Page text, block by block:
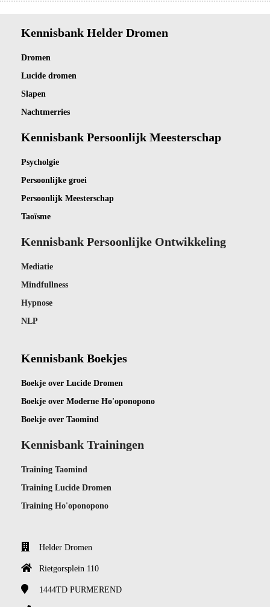
Kennisbank Helder Dromen
Dromen
Lucide dromen
Slapen
Nachtmerries
Kennisbank Persoonlijk Meesterschap
Psycholgie
Persoonlijke groei
Persoonlijk Meesterschap
Taoïsme
Kennisbank Persoonlijke Ontwikkeling
Mediatie
Mindfullness
Hypnose
NLP
Kennisbank Boekjes
Boekje over Lucide Dromen
Boekje over Moderne Ho'oponopono
Boekje over Taomind
Kennisbank Trainingen
Training Taomind
Training Lucide Dromen
Training Ho'oponopono
Helder Dromen
Rietgorsplein 110
1444TD PURMEREND